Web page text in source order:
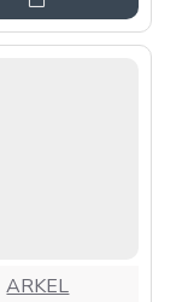
ARKEL